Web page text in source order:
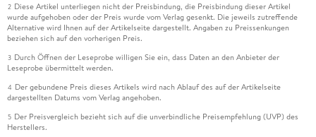
2 Diese Artikel unterliegen nicht der Preisbindung, die Preisbindung dieser Artikel
wurde aufgehoben oder der Preis wurde vom Verlag gesenkt. Die jeweils zutreffende
Alternative wird Ihnen auf der Artikelseite dargestellt. Angaben zu Preissenkungen
beziehen sich auf den vorherigen Preis.
3 Durch Öffnen der Leseprobe willigen Sie ein, dass Daten an den Anbieter der
Leseprobe übermittelt werden.
4 Der gebundene Preis dieses Artikels wird nach Ablauf des auf der Artikelseite
dargestellten Datums vom Verlag angehoben.
5 Der Preisvergleich bezieht sich auf die unverbindliche Preisempfehlung (UVP) des
Herstellers.